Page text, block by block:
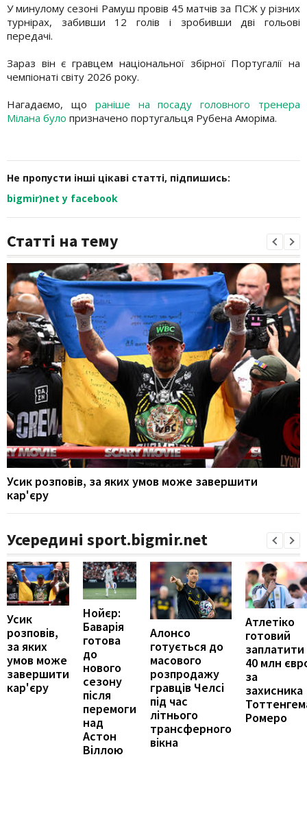
У минулому сезоні Рамуш провів 45 матчів за ПСЖ у різних
турнірах, забивши 12 голів і зробивши дві гольові
передачі.
Зараз він є гравцем національної збірної Португалії на
чемпіонаті світу 2026 року.
Нагадаємо, що раніше на посаду головного тренера
Мілана було призначено португальця Рубена Аморіма.
Не пропусти інші цікаві статті, підпишись:
bigmir)net у facebook
Статті на тему
Усик розповів, за яких умов може завершити
кар'єру
Усередині sport.bigmir.net
Усик
розповів,
за яких
умов може
завершити
кар'єру
Нойєр:
Баварія
готова
до
нового
сезону
після
перемоги
над
Астон
Віллою
Алонсо
готується до
масового
розпродажу
гравців Челсі
під час
літнього
трансферного
вікна
Атлетіко
готовий
заплатити
40 млн
за
захисника
Ромеро